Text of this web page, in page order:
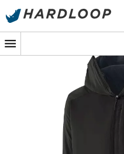
Letnie promocje 🔥 -5%
ciężkości spowodowanej
towarzysz do
wspinaczek.
piórko, towarzyszy Ci w
przygodach, zapewniając
ochronę termiczną.
Dzięki tej kurtce nie
oddychalnością a
zapewnia